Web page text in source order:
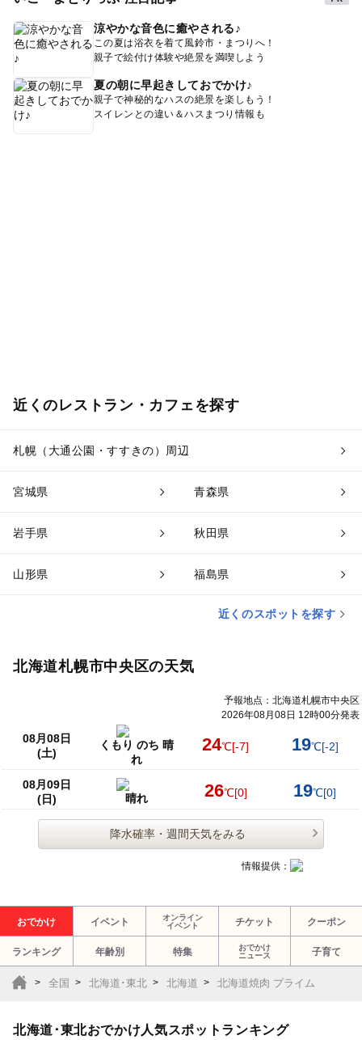
涼やかな音色に癒やされる♪
この夏は浴衣を着て風鈴市・まつりへ！
親子で絵付け体験や絶景を満喫しよう
夏の朝に早起きしておでかけ♪
親子で神秘的なハスの絶景を楽しもう！
スイレンとの違い＆ハスまつり情報も
近くのレストラン・カフェを探す
札幌（大通公園・すすきの）周辺
宮城県 青森県
岩手県 秋田県
山形県 福島県
近くのスポットを探す
北海道札幌市中央区の天気
予報地点：北海道札幌市中央区
2026年08月08日 12時00分発表
08月08日
(土)
くもり のち 晴
れ
24℃[-7] 19℃[-2]
08月09日
(日)
晴れ 26℃[0] 19℃[0]
降水確率・週間天気をみる
情報提供：
おでかけ イベント
オンライン
イベント
チケット クーポン
ランキング 年齢別 特集
おでかけ
ニュース
子育て
全国 北海道･東北 北海道 北海道焼肉 プライム
北海道･東北おでかけ人気スポットランキング